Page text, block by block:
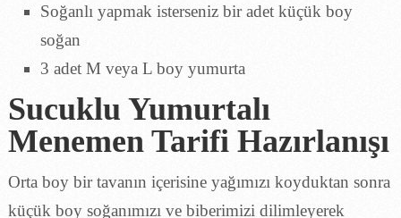
Soğanlı yapmak isterseniz bir adet küçük boy
soğan
3 adet M veya L boy yumurta
Sucuklu Yumurtalı
Menemen Tarifi Hazırlanışı
Orta boy bir tavanın içerisine yağımızı koyduktan sonra
küçük boy soğanımızı ve biberimizi dilimleyerek